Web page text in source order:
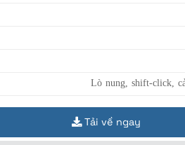
Lò nung, shift-click,
Tải về ngay